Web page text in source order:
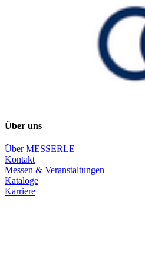
Über uns
Über MESSERLE
Kontakt
Messen & Veranstaltungen
Kataloge
Karriere